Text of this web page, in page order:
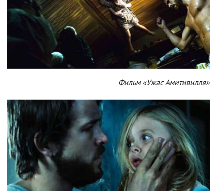
Фильм «Ужас Амитивилля»